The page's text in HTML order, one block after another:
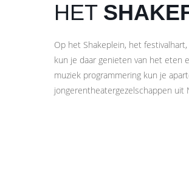
HET
Op het Shakeplein, het
kun je daar genieten van het eten
muziek programmering kun je
jongerentheatergezelschappen